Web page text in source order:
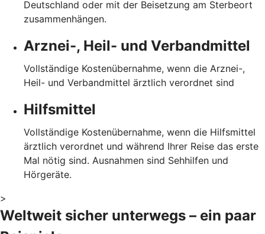
Deutschland oder mit der Beisetzung am Sterbeort
zusammenhängen.
Arznei-, Heil- und Verbandmittel
Vollständige Kostenübernahme, wenn die Arznei-,
Heil- und Verbandmittel ärztlich verordnet sind
Hilfsmittel
Vollständige Kostenübernahme, wenn die Hilfsmittel
ärztlich verordnet und während Ihrer Reise das erste
Mal nötig sind. Ausnahmen sind Sehhilfen und
Hörgeräte.
>
Weltweit sicher unterwegs – ein paar